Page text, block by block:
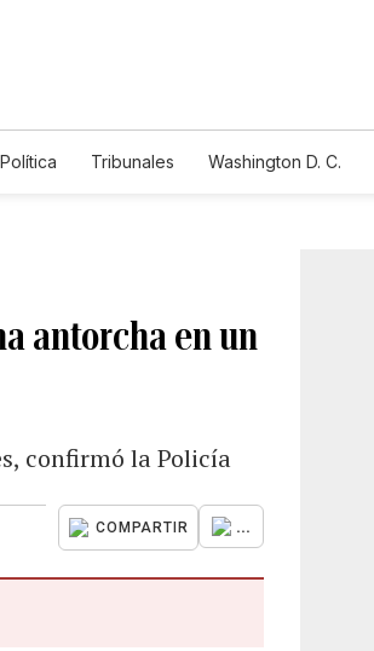
Política Tribunales Washington D. C.
antorcha en un
confirmó la Policía
COMPARTIR ...